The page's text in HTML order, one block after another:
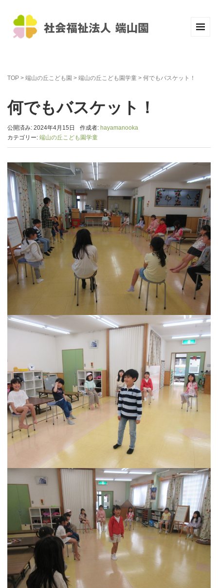
TOP > 端山の丘こども園 > 端山の丘こども園学童 > 何でもバスケット！
何でもバスケット！
公開済み: 2024年4月15日 作成者: hayamanooka
カテゴリー: 端山の丘こども園学童